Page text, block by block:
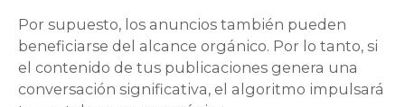
Por supuesto, los anuncios también pueden
beneficiarse del alcance orgánico. Por lo tanto, si
el contenido de tus publicaciones genera una
conversación significativa, el algoritmo impulsará